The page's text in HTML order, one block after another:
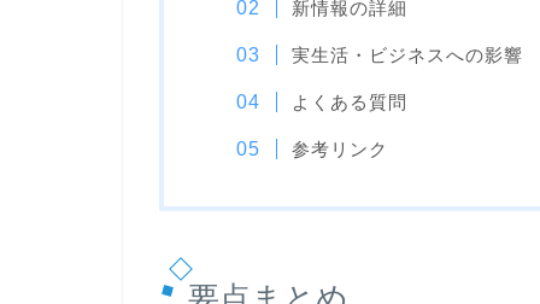
新情報の詳細
実生活・ビジネスへの影響
よくある質問
参考リンク